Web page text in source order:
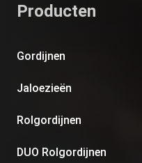
Producten
Gordijnen
Jaloezieën
Rolgordijnen
DUO Rolgordijnen